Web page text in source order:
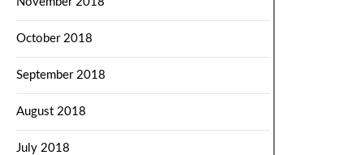
October 2018
September 2018
August 2018
July 2018